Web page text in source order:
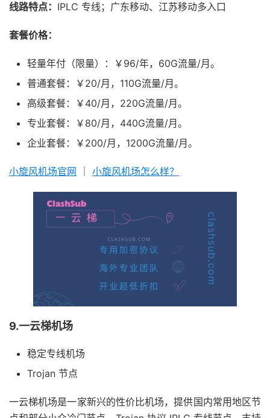
线路特点： IPLC 专线；广东移动、江苏移动多入口
套餐价格：
轻量年付（限量）：￥96/年，60G流量/月。
普通套餐：￥20/月，110G流量/月。
高级套餐：￥40/月，220G流量/月。
专业套餐：￥80/月，440G流量/月。
企业套餐：￥200/月，1200G流量/月。
小旋风机场官网 小旋风机场怎么样？
9.一云梯机场
稳定专线机场
Trojan 节点
一云梯机场是一家新兴的性价比机场，提供国内常用地区节